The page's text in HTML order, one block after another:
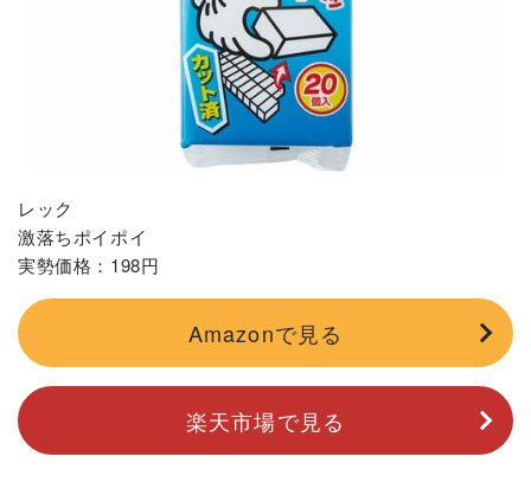
レック
激落ちポイポイ
実勢価格：198円
Amazonで見る
楽天市場で見る